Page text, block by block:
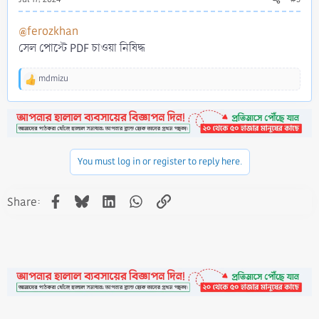
@ferozkhan
সেল পোস্টে PDF চাওয়া নিষিদ্ধ
R
c
t
:
mdmizu
You must log in or register to reply here.
Share: Facebook
BlueskyLinkedInWhatsApp
Link